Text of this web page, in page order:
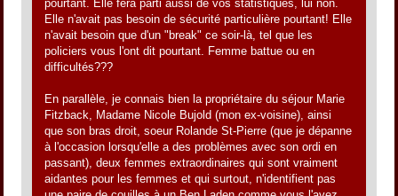
pourtant. Elle fera parti aussi de vos statistiques, lui non.
Elle n'avait pas besoin de sécurité particulière pourtant! Elle
n'avait besoin que d'un "break" ce soir-là, tel que les
policiers vous l'ont dit pourtant. Femme battue ou en
difficultés???
En parallèle, je connais bien la propriétaire du séjour Marie
Fitzback, Madame Nicole Bujold (mon ex-voisine), ainsi
que son bras droit, soeur Rolande St-Pierre (que je dépanne
à l'occasion lorsqu'elle a des problèmes avec son ordi en
passant), deux femmes extraordinaires qui sont vraiment
aidantes pour les femmes et qui surtout, n'identifient pas